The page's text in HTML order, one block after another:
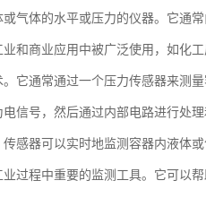
气体的水平或压力的仪器。它通
和商业应用中被广泛使用，如化
它通常通过一个压力传感器来测
信号，然后通过内部电路进行处
感器可以实时地监测容器内液体
过程中重要的监测工具。它可以